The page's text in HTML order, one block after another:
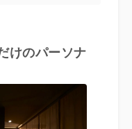
けのパーソナ